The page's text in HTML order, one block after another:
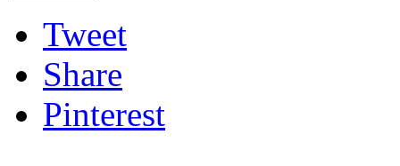
Tweet
Share
Pinterest